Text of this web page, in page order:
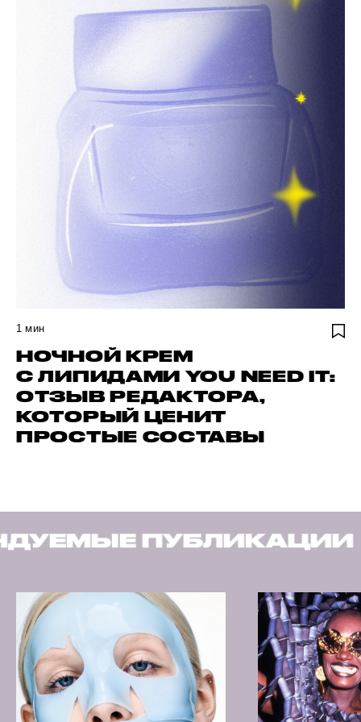
1 мин
НОЧНОЙ КРЕМ
С ЛИПИДАМИ YOU NEED IT:
ОТЗЫВ РЕДАКТОРА,
КОТОРЫЙ ЦЕНИТ
ПРОСТЫЕ СОСТАВЫ